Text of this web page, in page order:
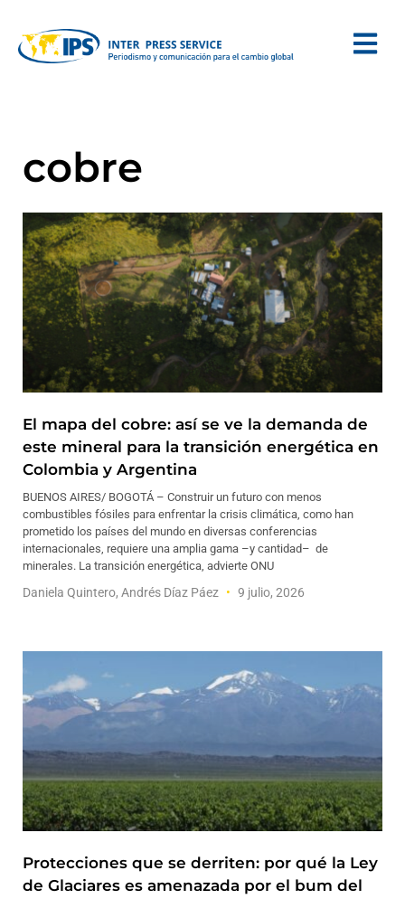
cobre
El mapa del cobre: así se ve la demanda de
este mineral para la transición energética en
Colombia y Argentina
BUENOS AIRES/ BOGOTÁ – Construir un futuro con menos
combustibles fósiles para enfrentar la crisis climática, como han
prometido los países del mundo en diversas conferencias
internacionales, requiere una amplia gama –y cantidad– de
minerales. La transición energética, advierte ONU
Daniela Quintero, Andrés Díaz Páez 9 julio, 2026
Protecciones que se derriten: por qué la Ley
de Glaciares es amenazada por el bum del